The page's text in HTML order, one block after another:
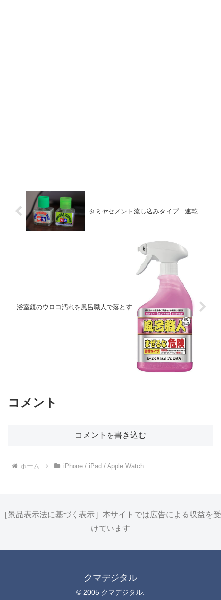
タミヤセメント流し込みタイプ 速乾
浴室鏡のウロコ汚れを風呂職人で落とす
コメント
コメントを書き込む
ホーム iPhone / iPad / Apple Watch
［景品表示法に基づく表示］本サイトでは広告による収益を受
けています
クマデジタル
© 2005 クマデジタル.